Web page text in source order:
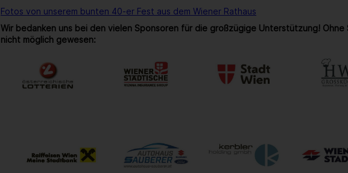
Fotos von unserem bunten 40-er Fest aus dem Wiener Rathaus
Wir bedanken uns bei den vielen Sponsoren für die großzügige Unterstützung! Ohne
nicht möglich gewesen: